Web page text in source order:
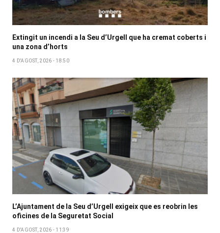
Extingit un incendi a la Seu d’Urgell que ha cremat coberts i
una zona d’horts
4 D'AGOST, 2026 - 18:50
L’Ajuntament de la Seu d’Urgell exigeix que es reobrin les
oficines de la Seguretat Social
4 D'AGOST, 2026 - 11:39